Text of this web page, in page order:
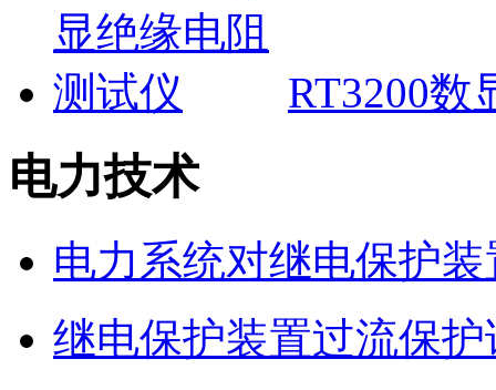
RT3200数
电力技术
电力系统对继电保护
继电保护装置过流保